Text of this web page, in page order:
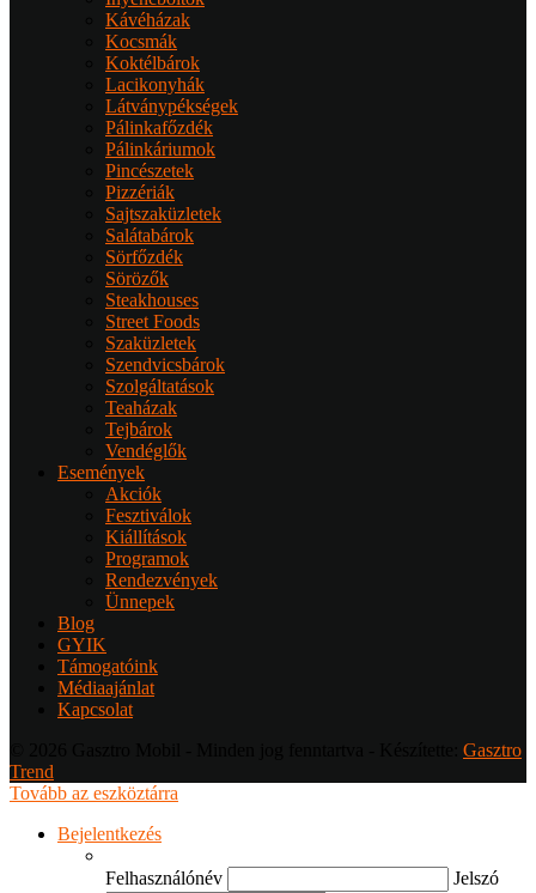
Kávéházak
Kocsmák
Koktélbárok
Lacikonyhák
Látványpékségek
Pálinkafőzdék
Pálinkáriumok
Pincészetek
Pizzériák
Sajtszaküzletek
Salátabárok
Sörfőzdék
Sörözők
Steakhouses
Street Foods
Szaküzletek
Szendvicsbárok
Szolgáltatások
Teaházak
Tejbárok
Vendéglők
Események
Akciók
Fesztiválok
Kiállítások
Programok
Rendezvények
Ünnepek
Blog
GYIK
Támogatóink
Médiaajánlat
Kapcsolat
Gasztro
Trend
Tovább az eszköztárra
Bejelentkezés
Felhasználónév Jelszó